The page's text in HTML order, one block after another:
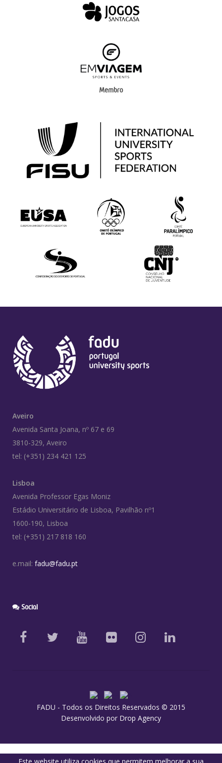
Membro
Aveiro
Avenida Santa Joana, nº 67 e 69
3810-329, Aveiro
tel: (+351) 234 421 125
Lisboa
Avenida Professor Egas Moniz
Estádio Universitário de Lisboa, Pavilhão nº1
1600-190, Lisboa
tel: (+351) 217 818 160
e.mail: fadu@fadu.pt
Social
FADU - Todos os Direitos Reservados © 2015
Desenvolvido por Drop Agency